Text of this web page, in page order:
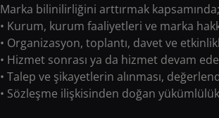
Marka bilinilirliğini arttırmak kapsamında;
• Kurum, kurum faaliyetleri ve marka
• Organizasyon, toplantı, davet ve
• Hizmet sonrası ya da hizmet devam
• Talep ve şikayetlerin alınması,
• Sözleşme ilişkisinden doğan